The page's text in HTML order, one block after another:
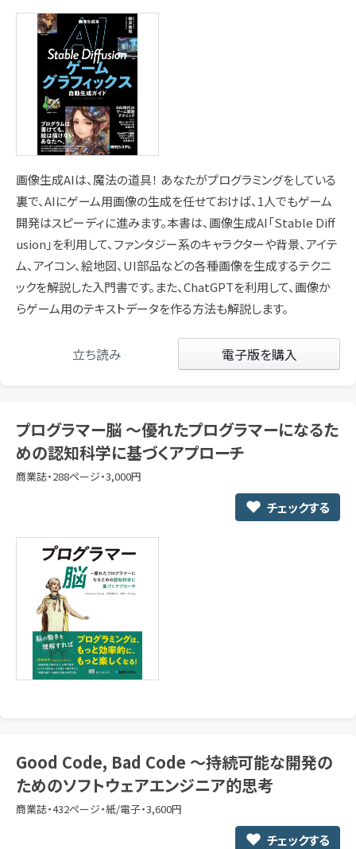
画像生成AIは、魔法の道具！ あなたがプログラミングをしている
裏で、AIにゲーム用画像の生成を任せておけば、1人でもゲーム
開発はスピーディに進みます。本書は、画像生成AI「Stable Diff
usion」を利用して、ファンタジー系のキャラクターや背景、アイテ
ム、アイコン、絵地図、UI部品などの各種画像を生成するテクニ
ックを解説した入門書です。また、ChatGPTを利用して、画像か
らゲーム用のテキストデータを作る方法も解説します。
立ち読み 電子版を購入
プログラマー脳 ～優れたプログラマーになるた
めの認知科学に基づくアプローチ
商業誌・288ページ・3,000円
チェックする
Good Code, Bad Code ～持続可能な開発の
ためのソフトウェアエンジニア的思考
商業誌・432ページ・紙/電子・3,600円
チェックする